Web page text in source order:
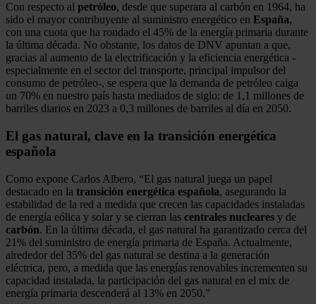
Con respecto al petróleo, desde que superara al carbón en 1964, ha
sido el mayor contribuyente al suministro energético en España,
con una cuota que ha rondado el 45% de la energía primaria durante
la última década. No obstante, los datos de DNV apuntan a que,
gracias al aumento de la electrificación y la eficiencia energética -
especialmente en el sector del transporte, principal impulsor del
consumo de petróleo-, se espera que la demanda de petróleo caiga
un 70% en nuestro país hasta mediados de siglo: de 1,1 millones de
barriles diarios en 2023 a 0,3 millones de barriles al día en 2050.
El gas natural, clave en la transición energética
española
Como expone Carlos Albero, “El gas natural juega un papel
destacado en la transición energética española, asegurando la
estabilidad de la red a medida que crecen las capacidades instaladas
de energía eólica y solar y se cierran las centrales nucleares y de
carbón. En la última década, el gas natural ha garantizado cerca del
21% del suministro de energía primaria de España. Actualmente,
alrededor del 35% del gas natural se destina a la generación
eléctrica, pero, a medida que las energías renovables incrementen su
capacidad instalada, la participación del gas natural en el mix de
energía primaria descenderá al 13% en 2050.”